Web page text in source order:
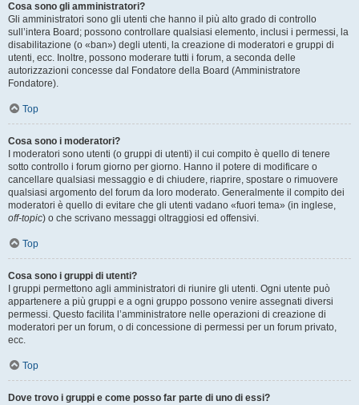
Cosa sono gli amministratori?
Gli amministratori sono gli utenti che hanno il più alto grado di controllo
sull’intera Board; possono controllare qualsiasi elemento, inclusi i permessi, la
disabilitazione (o «ban») degli utenti, la creazione di moderatori e gruppi di
utenti, ecc. Inoltre, possono moderare tutti i forum, a seconda delle
autorizzazioni concesse dal Fondatore della Board (Amministratore
Fondatore).
Top
Cosa sono i moderatori?
I moderatori sono utenti (o gruppi di utenti) il cui compito è quello di tenere
sotto controllo i forum giorno per giorno. Hanno il potere di modificare o
cancellare qualsiasi messaggio e di chiudere, riaprire, spostare o rimuovere
qualsiasi argomento del forum da loro moderato. Generalmente il compito dei
moderatori è quello di evitare che gli utenti vadano «fuori tema» (in inglese,
off-topic) o che scrivano messaggi oltraggiosi ed offensivi.
Top
Cosa sono i gruppi di utenti?
I gruppi permettono agli amministratori di riunire gli utenti. Ogni utente può
appartenere a più gruppi e a ogni gruppo possono venire assegnati diversi
permessi. Questo facilita l’amministratore nelle operazioni di creazione di
moderatori per un forum, o di concessione di permessi per un forum privato,
ecc.
Top
Dove trovo i gruppi e come posso far parte di uno di essi?